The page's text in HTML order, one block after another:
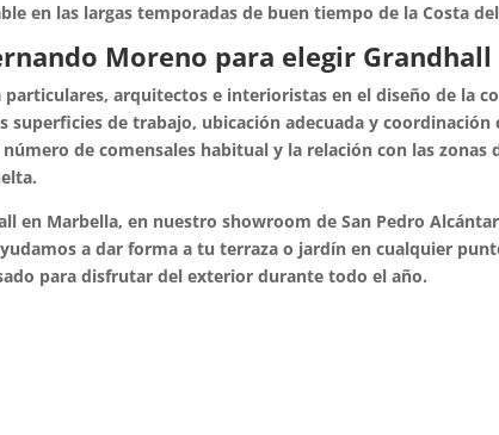
en las largas temporadas de buen tiempo de la Costa
Moreno para elegir Grandhall
arquitectos e interioristas en el diseño de la
superficies de trabajo, ubicación adecuada y
de comensales habitual y la relación con las zonas
en Marbella, en nuestro showroom de San Pedro
a dar forma a tu terraza o jardín en cualquier
para disfrutar del exterior durante todo el año.